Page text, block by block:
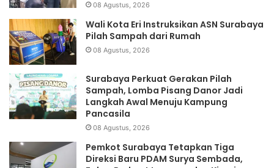
08 Agustus, 2026
Wali Kota Eri Instruksikan ASN Surabaya
Pilah Sampah dari Rumah
08 Agustus, 2026
Surabaya Perkuat Gerakan Pilah
Sampah, Lomba Pisang Danor Jadi
Langkah Awal Menuju Kampung
Pancasila
08 Agustus, 2026
Pemkot Surabaya Tetapkan Tiga
Direksi Baru PDAM Surya Sembada,